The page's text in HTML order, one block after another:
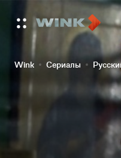
Wink Сериалы